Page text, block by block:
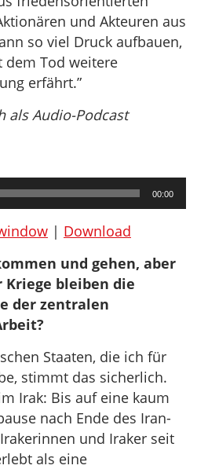
und Akteuren aus
so viel Druck aufbauen,
dem Tod weitere
erfährt.”
als Audio-Podcast
00:00
| Download
und gehen, aber
bleiben die
der zentralen
Staaten, die ich für
stimmt das sicherlich.
Irak: Bis auf eine kaum
nach Ende des Iran-
und Iraker seit
als eine